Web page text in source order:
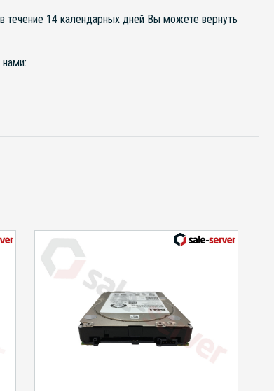
течение 14 календарных дней Вы можете вернуть